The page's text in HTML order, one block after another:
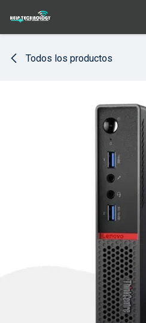
Todos los productos